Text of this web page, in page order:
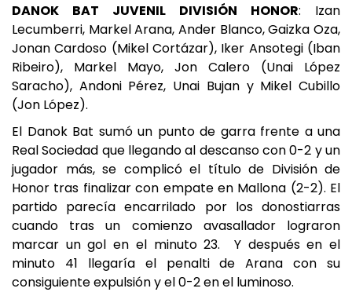
DANOK BAT JUVENIL DIVISIÓN HONOR: Izan
Lecumberri, Markel Arana, Ander Blanco, Gaizka Oza,
Jonan Cardoso (Mikel Cortázar), Iker Ansotegi (Iban
Ribeiro), Markel Mayo, Jon Calero (Unai López
Saracho), Andoni Pérez, Unai Bujan y Mikel Cubillo
(Jon López).
El Danok Bat sumó un punto de garra frente a una
Real Sociedad que llegando al descanso con 0-2 y un
jugador más, se complicó el título de División de
Honor tras finalizar con empate en Mallona (2-2). El
partido parecía encarrilado por los donostiarras
cuando tras un comienzo avasallador lograron
marcar un gol en el minuto 23. Y después en el
minuto 41 llegaría el penalti de Arana con su
consiguiente expulsión y el 0-2 en el luminoso.